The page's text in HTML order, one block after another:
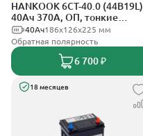
HANKOOK 6СТ-40.0 (44B19L)
40Ач 370А, ОП, тонкие
клеммы186х126х225 мм
40Ач
Обратная полярность
6 700 ₽
18 месяцев